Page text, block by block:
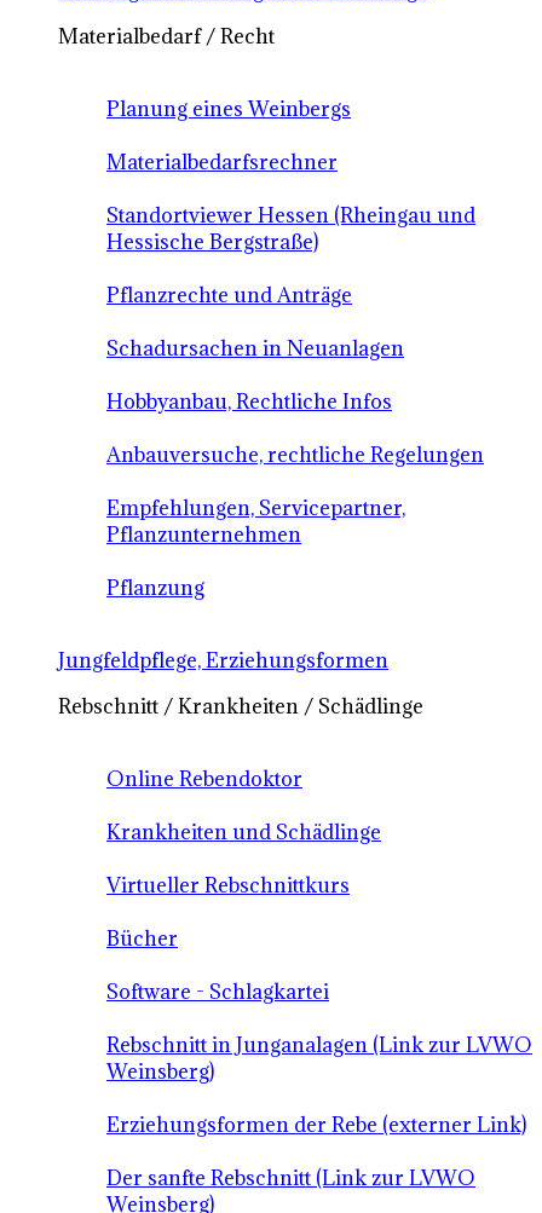
Materialbedarf / Recht
Planung eines Weinbergs
Materialbedarfsrechner
Standortviewer Hessen (Rheingau und
Hessische Bergstraße)
Pflanzrechte und Anträge
Schadursachen in Neuanlagen
Hobbyanbau, Rechtliche Infos
Anbauversuche, rechtliche Regelungen
Empfehlungen, Servicepartner,
Pflanzunternehmen
Pflanzung
Jungfeldpflege, Erziehungsformen
Rebschnitt / Krankheiten / Schädlinge
Online Rebendoktor
Krankheiten und Schädlinge
Virtueller Rebschnittkurs
Bücher
Software - Schlagkartei
Rebschnitt in Junganalagen (Link zur LVWO
Weinsberg)
Erziehungsformen der Rebe (externer Link)
Der sanfte Rebschnitt (Link zur LVWO
Weinsberg)